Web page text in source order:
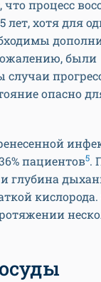
процесс
лет, хотя для
были
случаи
опасно
пациентов5.
глубина